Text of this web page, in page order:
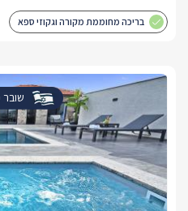
בריכה מחוממת מקורה וגקוזי ספא
שובר